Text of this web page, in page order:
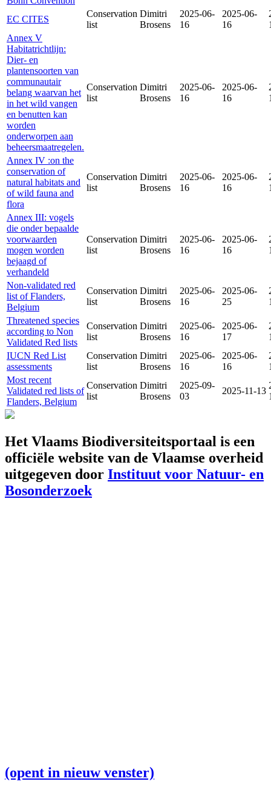
EC CITES
Conservation
list
Dimitri
Brosens
2025-06-
16
2025-06-
16
Annex V
Habitatrichtlijn:
Dier- en
plantensoorten van
communautair
belang waarvan het
in het wild vangen
en benutten kan
worden
onderworpen aan
beheersmaatregelen.
Conservation
list
Dimitri
Brosens
2025-06-
16
2025-06-
16
Annex IV :on the
conservation of
natural habitats and
of wild fauna and
flora
Conservation
list
Dimitri
Brosens
2025-06-
16
2025-06-
16
Annex III: vogels
die onder bepaalde
voorwaarden
mogen worden
bejaagd of
verhandeld
Conservation
list
Dimitri
Brosens
2025-06-
16
2025-06-
16
Non-validated red
list of Flanders,
Belgium
Conservation
list
Dimitri
Brosens
2025-06-
16
2025-06-
25
Threatened species
according to Non
Validated Red lists
Conservation
list
Dimitri
Brosens
2025-06-
16
2025-06-
17
IUCN Red List
assessments
Conservation
list
Dimitri
Brosens
2025-06-
16
2025-06-
16
Most recent
Validated red lists of
Flanders, Belgium
Conservation
list
Dimitri
Brosens
2025-09-
03
2025-11-13
Het Vlaams Biodiversiteitsportaal is een
officiële website van de Vlaamse overheid
uitgegeven door Instituut voor Natuur- en
Bosonderzoek
(opent in nieuw venster)